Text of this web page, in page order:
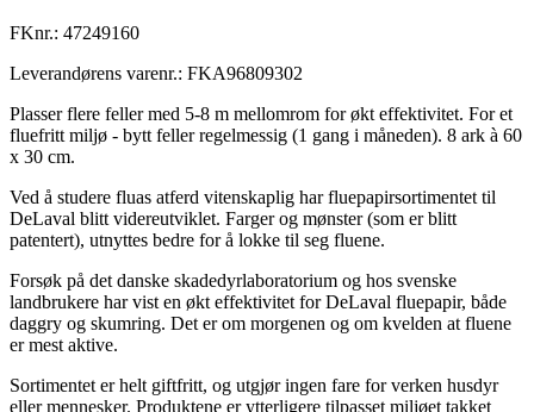
FKnr.: 47249160
Leverandørens varenr.: FKA96809302
Plasser flere feller med 5-8 m mellomrom for økt effektivitet. For et
fluefritt miljø - bytt feller regelmessig (1 gang i måneden). 8 ark à 60
x 30 cm.
Ved å studere fluas atferd vitenskaplig har fluepapirsortimentet til
DeLaval blitt videreutviklet. Farger og mønster (som er blitt
patentert), utnyttes bedre for å lokke til seg fluene.
Forsøk på det danske skadedyrlaboratorium og hos svenske
landbrukere har vist en økt effektivitet for DeLaval fluepapir, både
daggry og skumring. Det er om morgenen og om kvelden at fluene
er mest aktive.
Sortimentet er helt giftfritt, og utgjør ingen fare for verken husdyr
eller mennesker. Produktene er ytterligere tilpasset miljøet takket